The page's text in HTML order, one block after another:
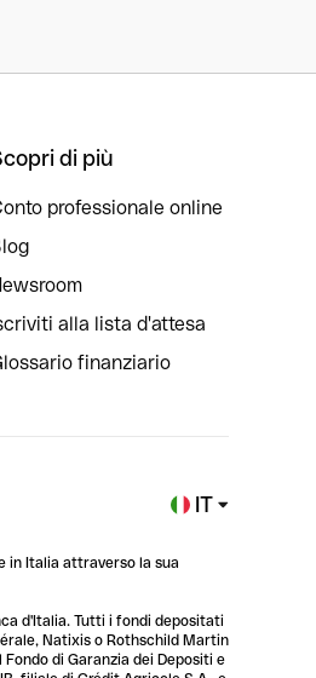
di più
professionale online
alla lista d'attesa
finanziario
IT
in Italia attraverso la sua
d'Italia. Tutti i fondi depositati
Natixis o Rothschild Martin
di Garanzia dei Depositi e